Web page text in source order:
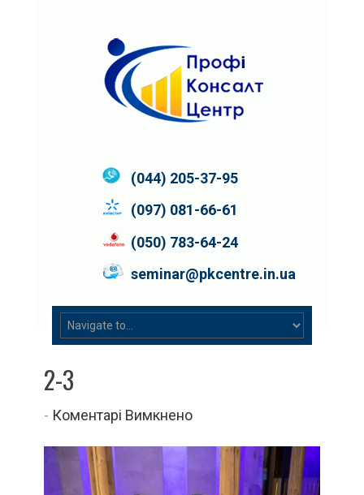
(044) 205-37-95
(097) 081-66-61
(050) 783-64-24
seminar@pkcentre.in.ua
2-3
- Коментарі Вимкненодо
2-